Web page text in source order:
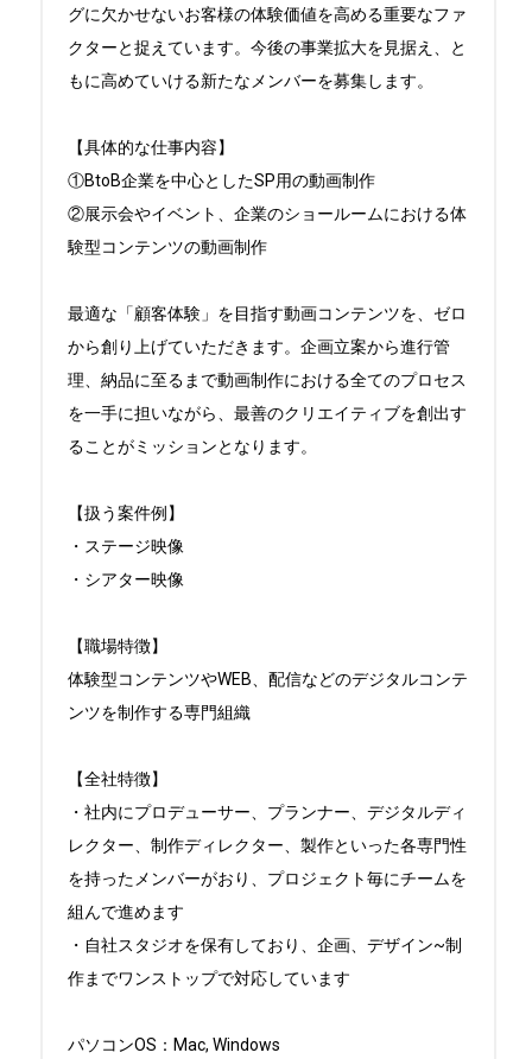
グに欠かせないお客様の体験価値を高める重要なファ
クターと捉えています。今後の事業拡大を見据え、と
もに高めていける新たなメンバーを募集します。
【具体的な仕事内容】
①BtoB企業を中心としたSP用の動画制作
②展示会やイベント、企業のショールームにおける体
験型コンテンツの動画制作
最適な「顧客体験」を目指す動画コンテンツを、ゼロ
から創り上げていただきます。企画立案から進行管
理、納品に至るまで動画制作における全てのプロセス
を一手に担いながら、最善のクリエイティブを創出す
ることがミッションとなります。
【扱う案件例】
・ステージ映像
・シアター映像
【職場特徴】
体験型コンテンツやWEB、配信などのデジタルコンテ
ンツを制作する専門組織
【全社特徴】
・社内にプロデューサー、プランナー、デジタルディ
レクター、制作ディレクター、製作といった各専門性
を持ったメンバーがおり、プロジェクト毎にチームを
組んで進めます
・自社スタジオを保有しており、企画、デザイン~制
作までワンストップで対応しています
パソコンOS：Mac, Windows